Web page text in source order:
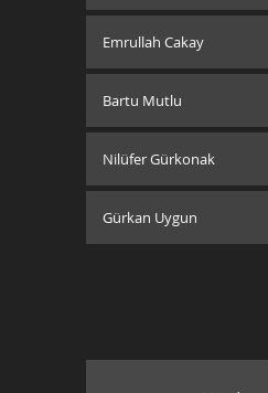
Emrullah Cakay
Bartu Mutlu
Nilüfer Gürkonak
Gürkan Uygun